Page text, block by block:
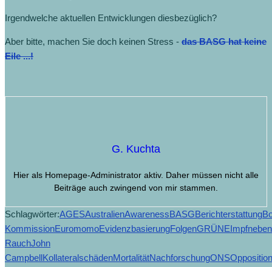
Irgendwelche aktuellen Entwicklungen diesbezüglich?
Aber bitte, machen Sie doch keinen Stress - das BASG hat keine
Eile ...!
G. Kuchta
Hier als Homepage-Administrator aktiv. Daher müssen nicht alle
Beiträge auch zwingend von mir stammen.
Schlagwörter:AGESAustralienAwarenessBASGBerichterstattung
KommissionEuromomoEvidenzbasierungFolgenGRÜNE
RauchJohn
CampbellKollateralschädenMortalitätNachforschungONSOpposition